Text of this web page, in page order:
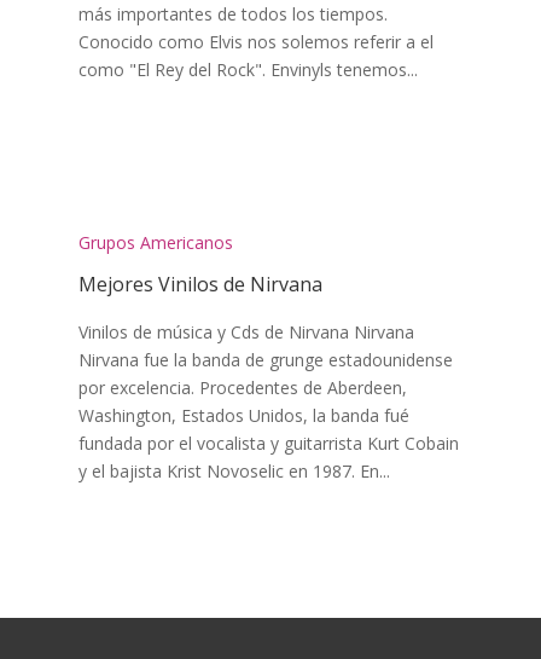
más importantes de todos los tiempos.
Conocido como Elvis nos solemos referir a el
como "El Rey del Rock". Envinyls tenemos...
Grupos Americanos
Mejores Vinilos de Nirvana
Vinilos de música y Cds de Nirvana Nirvana
Nirvana fue la banda de grunge estadounidense
por excelencia. Procedentes de Aberdeen,
Washington, Estados Unidos, la banda fué
fundada por el vocalista y guitarrista Kurt Cobain
y el bajista Krist Novoselic en 1987. En...